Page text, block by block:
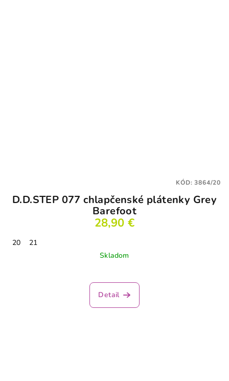
D.D.STEP 077 chlapčenské plátenky Grey
Barefoot
28,90 €
20
21
Skladom
Detail
KÓD:3864/20